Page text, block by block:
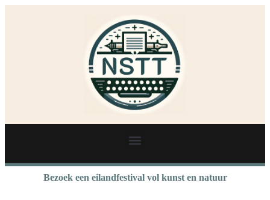
Bezoek een eilandfestival vol kunst en natuur